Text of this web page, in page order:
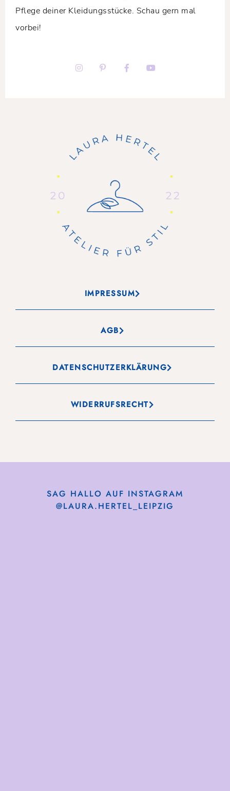
Pflege deiner Kleidungsstücke. Schau gern mal
vorbei!
IMPRESSUM
AGB
DATENSCHUTZERKLÄRUNG
WIDERRUFSRECHT
SAG HALLO AUF INSTAGRAM
@LAURA.HERTEL_LEIPZIG